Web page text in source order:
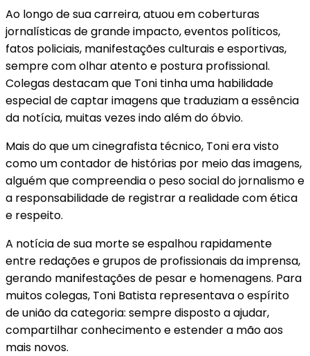
Ao longo de sua carreira, atuou em coberturas
jornalísticas de grande impacto, eventos políticos,
fatos policiais, manifestações culturais e esportivas,
sempre com olhar atento e postura profissional.
Colegas destacam que Toni tinha uma habilidade
especial de captar imagens que traduziam a essência
da notícia, muitas vezes indo além do óbvio.
Mais do que um cinegrafista técnico, Toni era visto
como um contador de histórias por meio das imagens,
alguém que compreendia o peso social do jornalismo e
a responsabilidade de registrar a realidade com ética
e respeito.
A notícia de sua morte se espalhou rapidamente
entre redações e grupos de profissionais da imprensa,
gerando manifestações de pesar e homenagens. Para
muitos colegas, Toni Batista representava o espírito
de união da categoria: sempre disposto a ajudar,
compartilhar conhecimento e estender a mão aos
mais novos.